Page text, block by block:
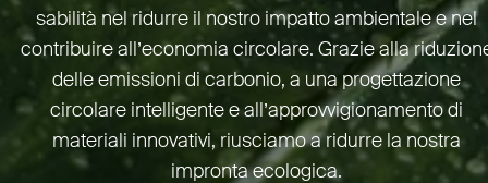
sabilità nel ridurre il nostro impatto ambientale e nel
con­tribuire all’e­conomia circolare. Grazie alla
delle emissioni di carbonio, a una pro­get­tazione
circolare intel­ligente e all’ap­prov­vi­gio­namento di
materiali innovativi, riusciamo a ridurre la nostra
impronta ecologica.